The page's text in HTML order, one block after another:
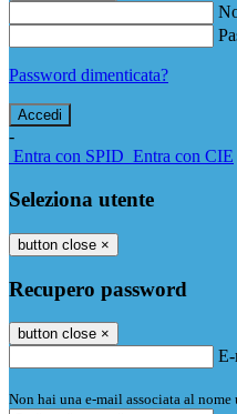
Password dimenticata?
-
Entra con SPID Entra con CIE
Seleziona utente
button close ×
Recupero password
button close ×
Non hai una e-mail associata al